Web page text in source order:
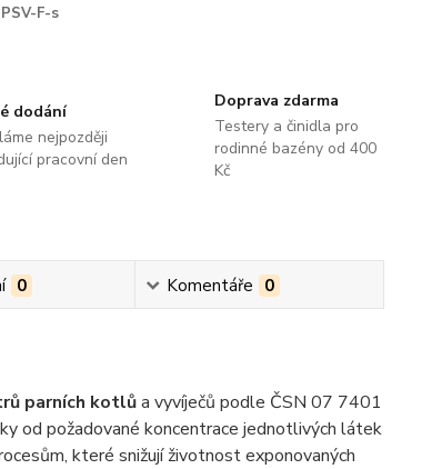
PSV-F-s
dodání
nejpozději
pracovní den
Doprava zdarma
Testery a činidla pro
rodinné bazény od 400
Kč
0 Komentáře 0
parních kotlůa vyvíječů podle ČSN 07 7401
od požadované koncentrace jednotlivých látek
které snižují životnost exponovaných